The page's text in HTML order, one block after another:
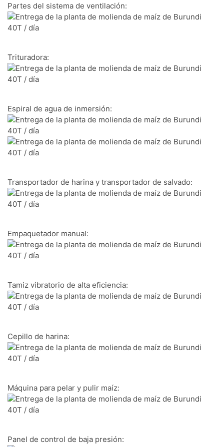
Partes del sistema de ventilación:
Trituradora:
Espiral de agua de inmersión:
Transportador de harina y transportador de salvado:
Empaquetador manual:
Tamiz vibratorio de alta eficiencia:
Cepillo de harina:
Máquina para pelar y pulir maíz:
Panel de control de baja presión: